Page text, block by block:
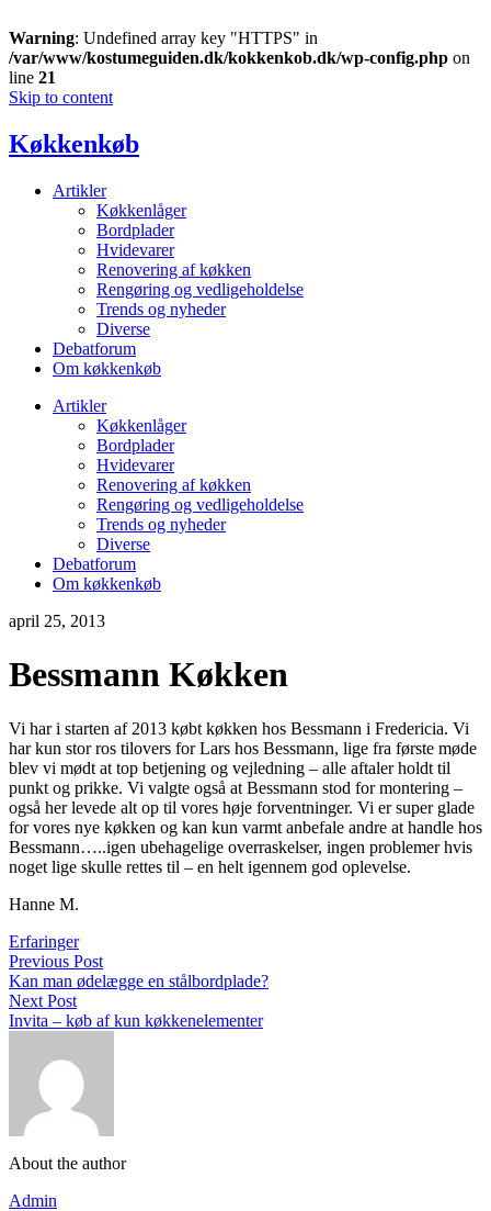
Warning: Undefined array key "HTTPS" in
/var/www/kostumeguiden.dk/kokkenkob.dk/wp-config.php on
line 21
Skip to content
Køkkenkøb
Artikler
Køkkenlåger
Bordplader
Hvidevarer
Renovering af køkken
Rengøring og vedligeholdelse
Trends og nyheder
Diverse
Debatforum
Om køkkenkøb
Artikler
Køkkenlåger
Bordplader
Hvidevarer
Renovering af køkken
Rengøring og vedligeholdelse
Trends og nyheder
Diverse
Debatforum
Om køkkenkøb
april 25, 2013
Bessmann Køkken
Vi har i starten af 2013 købt køkken hos Bessmann i Fredericia. Vi
har kun stor ros tilovers for Lars hos Bessmann, lige fra første møde
blev vi mødt at top betjening og vejledning – alle aftaler holdt til
punkt og prikke. Vi valgte også at Bessmann stod for montering –
også her levede alt op til vores høje forventninger. Vi er super glade
for vores nye køkken og kan kun varmt anbefale andre at handle hos
Bessmann…..igen ubehagelige overraskelser, ingen problemer hvis
noget lige skulle rettes til – en helt igennem god oplevelse.
Hanne M.
Erfaringer
Previous Post
Kan man ødelægge en stålbordplade?
Next Post
Invita – køb af kun køkkenelementer
About the author
Admin